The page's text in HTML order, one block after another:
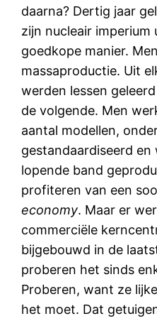
daarna? Dertig jaar
zijn nucleair imperium
goedkope manier.
massaproductie. Uit
werden lessen
de volgende. Men
aantal modellen,
gestandaardiseerd en
lopende band
profiteren van een
economy. Maar er
commerciële
bijgebouwd in de
proberen het sinds
Proberen, want ze
het moet. Dat